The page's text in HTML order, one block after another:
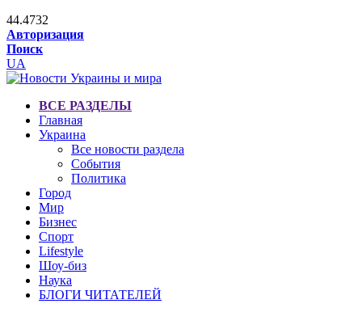
44.4732
Авторизация
Поиск
UA
ВСЕ РАЗДЕЛЫ
Главная
Украина
Все новости раздела
События
Политика
Город
Мир
Бизнес
Спорт
Lifestyle
Шоу-биз
Наука
БЛОГИ ЧИТАТЕЛЕЙ